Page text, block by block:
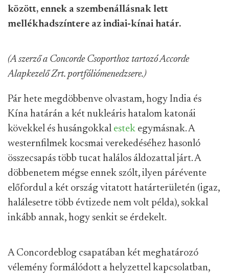
között, ennek a szembenállásnak lett
mellékhadszíntere az indiai-kínai határ.
(A szerző a Concorde Csoporthoz tartozó Accorde
Alapkezelő Zrt. portfóliómenedzsere.)
Pár hete megdöbbenve olvastam, hogy India és
Kína határán a két nukleáris hatalom katonái
kövekkel és husángokkal estek egymásnak. A
westernfilmek kocsmai verekedéséhez hasonló
összecsapás több tucat halálos áldozattal járt. A
döbbenetem mégse ennek szólt, ilyen párévente
előfordul a két ország vitatott határterületén (igaz,
halálesetre több évtizede nem volt példa), sokkal
inkább annak, hogy senkit se érdekelt.
A Concordeblog csapatában két meghatározó
vélemény formálódott a helyzettel kapcsolatban,